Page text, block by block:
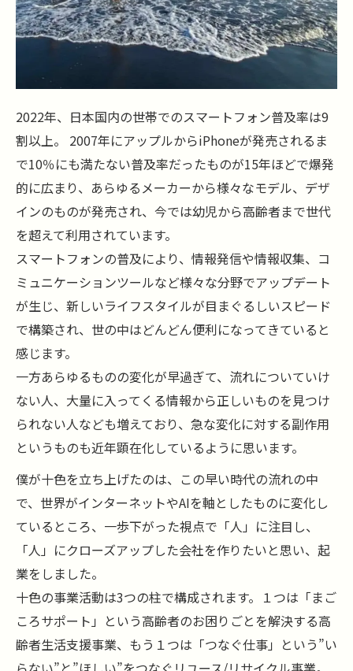
2022年、日本国内の世帯でのスマートフォン普及率は9
割以上。 2007年にアップルからiPhoneが発売されるま
で10％にも満たない普及率だったものが15年ほどで爆発
的に広まり、あらゆるメーカーから様々なモデル、デザ
インのものが発売され、今では幼児から高齢者まで世代
を超えて利用されています。
スマートフォンの普及により、情報発信や情報収集、コ
ミュニケーションツールなど様々な分野でアップデート
が生じ、新しいライフスタイルが目まぐるしいスピード
で構築され、世の中はどんどん便利になってきていると
感じます。
一方あらゆるものの変化が早過ぎて、流れについていけ
ない人、大量に入ってくる情報から正しいものを見つけ
られない人なども増えており、急な変化に対する副作用
というものも近年顕在化しているように思います。
僕が十色を立ち上げたのは、この早い時代の流れの中
で、世界がインターネットやAIを軸としたものに変化し
ているところ、一歩下がった視点で「人」に注目し、
「人」にクローズアップした会社を作りたいと思い、起
業をしました。
十色の事業活動は3つの柱で構成されます。１つは「まご
ころサポート」という高齢者のお困りごとを解決する高
齢者生活支援事業、もう１つは「つなぐ仕事」という”い